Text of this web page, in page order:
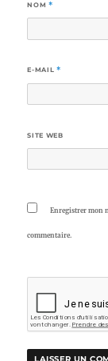
NOM *
E-MAIL *
SITE WEB
Enregistrer mon
commentaire.